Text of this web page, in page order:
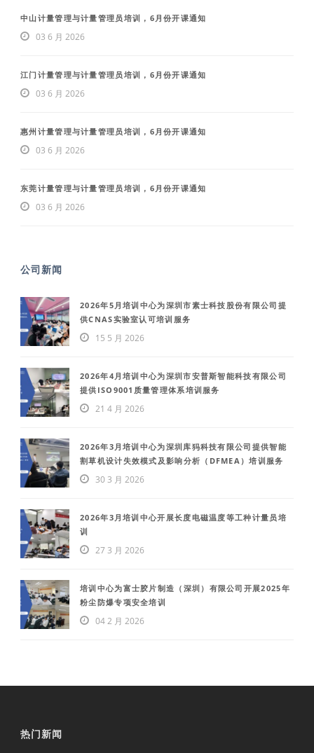
中山计量管理与计量管理员培训，6月份开课通知
03 6 月 2026
江门计量管理与计量管理员培训，6月份开课通知
03 6 月 2026
惠州计量管理与计量管理员培训，6月份开课通知
03 6 月 2026
东莞计量管理与计量管理员培训，6月份开课通知
03 6 月 2026
公司新闻
2026年5月培训中心为深圳市素士科技股份有限公司提
供CNAS实验室认可培训服务
15 5 月 2026
2026年4月培训中心为深圳市安普斯智能科技有限公司
提供ISO9001质量管理体系培训服务
21 4 月 2026
2026年3月培训中心为深圳库犸科技有限公司提供智能
割草机设计失效模式及影响分析（DFMEA）培训服务
30 3 月 2026
2026年3月培训中心开展长度电磁温度等工种计量员培
训
27 3 月 2026
培训中心为富士胶片制造（深圳）有限公司开展2025年
粉尘防爆专项安全培训
04 2 月 2026
热门新闻